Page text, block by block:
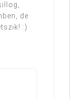
de
:)